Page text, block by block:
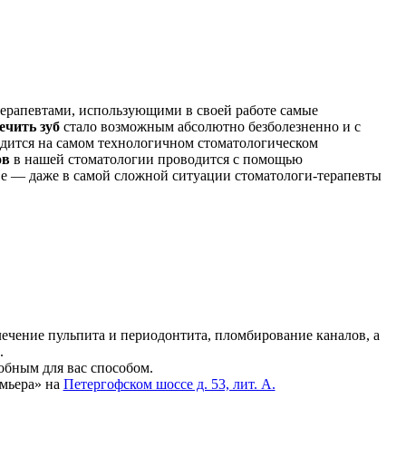
использующими в своей работе самые
зуб стало возможным абсолютно безболезненно и с
на самом технологичном стоматологическом
в нашей стоматологии проводится с помощью
— даже в самой сложной ситуации стоматологи-терапевты
пульпита и периодонтита, пломбирование каналов, а
для вас способом.
на Петергофском шоссе д. 53, лит. А.